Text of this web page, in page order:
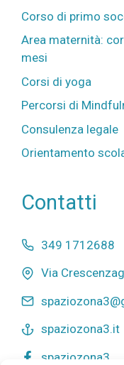
Corso di primo
Area maternità:
mesi
Corsi di yoga
Percorsi di
Consulenza legale
Orientamento
Contatti
349 1712688
Via
spaziozona3.it
spaziozona3